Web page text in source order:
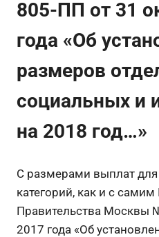
805-ПП от 31
года «Об
размеров
социальных и
на 2018 год…»
С размерами выплат для
категорий, как и с
Правительства Москвы
2017 года «Об